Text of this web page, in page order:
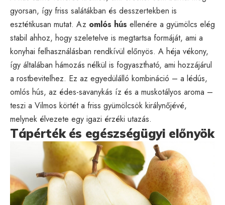
gyorsan, így friss salátákban és desszertekben is
esztétikusan mutat. Az omlós hús ellenére a gyümölcs elég
stabil ahhoz, hogy szeletelve is megtartsa formáját, ami a
konyhai felhasználásban rendkívül előnyös. A héja vékony,
így általában hámozás nélkül is fogyasztható, ami hozzájárul
a rostbevitelhez. Ez az egyedülálló kombináció – a lédús,
omlós hús, az édes-savanykás íz és a muskotályos aroma –
teszi a Vilmos körtét a friss gyümölcsök királynőjévé,
melynek élvezete egy igazi érzéki utazás.
Tápérték és egészségügyi előnyök